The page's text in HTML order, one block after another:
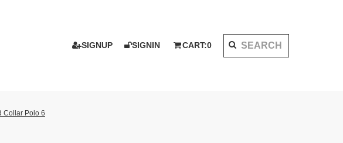
SIGNUP SIGNIN CART:0
Collar Polo 6